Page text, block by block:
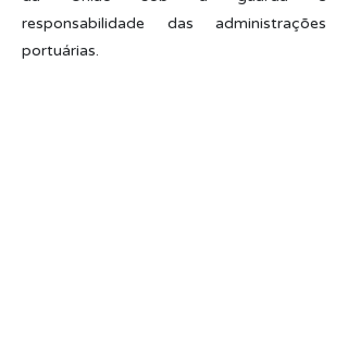
responsabilidade das administrações
portuárias.